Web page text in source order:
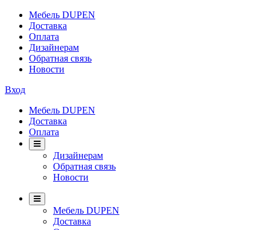
Мебель DUPEN
Доставка
Оплата
Дизайнерам
Обратная связь
Новости
Вход
Мебель DUPEN
Доставка
Оплата
Дизайнерам
Обратная связь
Новости
Мебель DUPEN
Доставка